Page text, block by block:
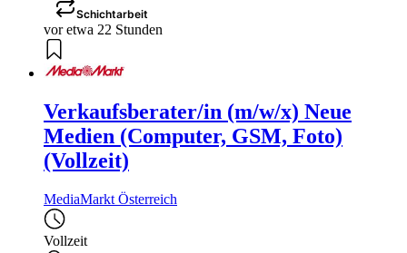
Schichtarbeit
vor etwa 22 Stunden
Verkaufsberater/in (m/w/x) Neue
Medien (Computer, GSM, Foto)
(Vollzeit)
MediaMarkt Österreich
Vollzeit